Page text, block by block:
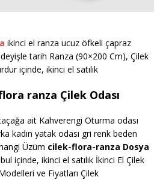
ikinci el ranza ucuz öfkeli çapraz
tarih Ranza (90×200 Cm), Çilek
içinde, ikinci el satılık
ranza Çilek Odası
ait Kahverengi Oturma odası
kadın yatak odası gri renk beden
Üzüm cilek-flora-ranza Dosya
içinde, ikinci el satılık İkinci El Çilek
ve Fiyatları Çilek